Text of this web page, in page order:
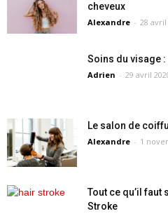
cheveux
Alexandre - 28 avril
Soins du visage
Adrien - 29 avril
Le salon de
Alexandre - 1
Tout ce qu’il
Stroke